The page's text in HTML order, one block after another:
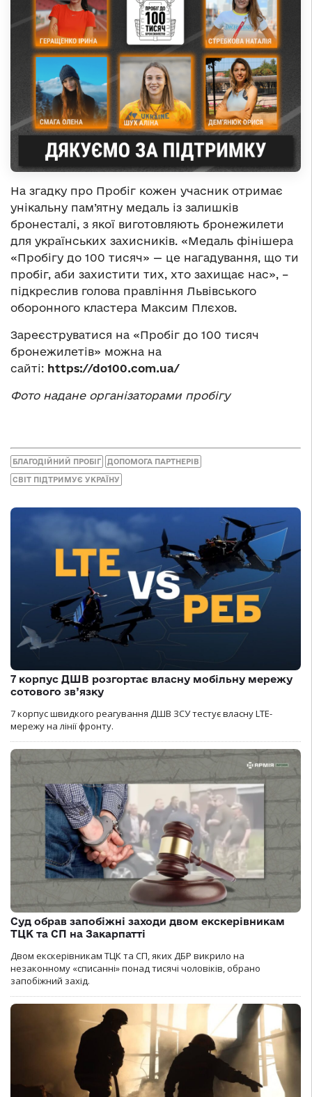
На згадку про Пробіг кожен учасник отримає
унікальну пам’ятну медаль із залишків
бронесталі, з якої виготовляють бронежилети
для українських захисників. «Медаль фінішера
«Пробігу до 100 тисяч» — це нагадування, що ти
пробіг, аби захистити тих, хто захищає нас», –
підкреслив голова правління Львівського
оборонного кластера Максим Плєхов.
Зареєструватися на «Пробіг до 100 тисяч
бронежилетів» можна на
сайті: https://do100.com.ua/
Фото надане організаторами пробігу
БЛАГОДІЙНИЙ ПРОБІГ ДОПОМОГА ПАРТНЕРІВ
СВІТ ПІДТРИМУЄ УКРАЇНУ
7 корпус ДШВ розгортає власну мобільну мережу
сотового зв’язку
7 корпус швидкого реагування ДШВ ЗСУ тестує власну LTE-
мережу на лінії фронту.
Суд обрав запобіжні заходи двом екскерівникам
ТЦК та СП на Закарпатті
Двом екскерівникам ТЦК та СП, яких ДБР викрило на
незаконному «списанні» понад тисячі чоловіків, обрано
запобіжний захід.